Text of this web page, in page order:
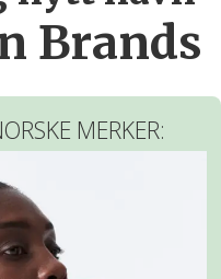
Brands
MERKER: